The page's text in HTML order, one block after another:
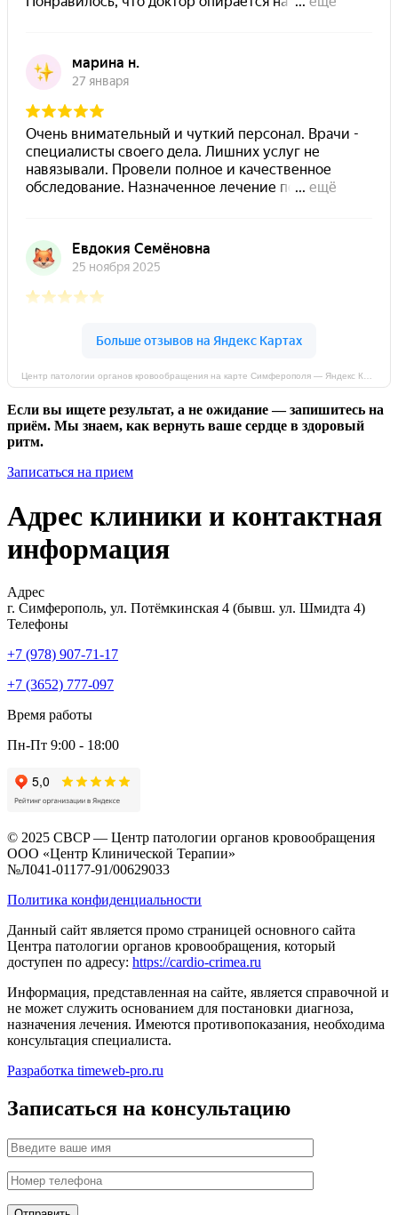
Если вы ищете результат, а не ожидание — запишитесь на
приём. Мы знаем, как вернуть ваше сердце в здоровый
ритм.
Записаться на прием
Адрес клиники и контактная
информация
Адрес
г. Симферополь, ул. Потёмкинская 4 (бывш. ул. Шмидта 4)
Телефоны
+7 (978) 907-71-17
+7 (3652) 777-097
Время работы
Пн-Пт 9:00 - 18:00
© 2025 CBCP — Центр патологии органов кровообращения
ООО «Центр Клинической Терапии»
№Л041-01177-91/00629033
Политика конфиденциальности
Данный сайт является промо страницей основного сайта
Центра патологии органов кровообращения, который
доступен по адресу: https://cardio-crimea.ru
Информация, представленная на сайте, является справочной и
не может служить основанием для постановки диагноза,
назначения лечения. Имеются противопоказания, необходима
консультация специалиста.
Разработка timeweb-pro.ru
Записаться на консультацию